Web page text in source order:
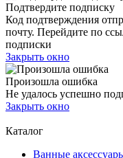
Подтвердите подписку
Код подтверждения
почту. Перейдите по
подписки
Закрыть окно
Произошла ошибка
Не удалось успешно
Закрыть окно
Каталог
Ванные